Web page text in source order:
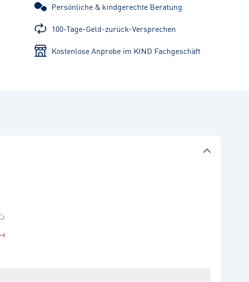
Persönliche & kindgerechte Beratung
100-Tage-Geld-zurück-Versprechen
Kostenlose Anprobe im KIND Fachgeschäft